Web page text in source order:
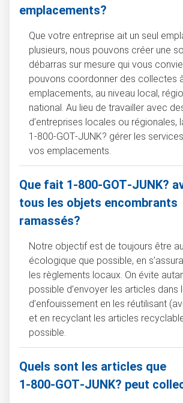
emplacements?
Que votre entreprise ait un seul
plusieurs, nous pouvons créer une
débarras sur mesure qui vous
pouvons coordonner des collectes
emplacements, au niveau local,
national. Au lieu de travailler avec
d’entreprises locales ou régionales,
1‑800‑GOT‑JUNK? gérer les
vos emplacements.
Que fait 1‑800‑GOT‑JUNK?
tous les objets encombrants
ramassés?
Notre objectif est de toujours être
écologique que possible, en
les règlements locaux. On évite
possible d’envoyer les articles dans
d’enfouissement en les réutilisant
et en recyclant les articles
possible.
Quels sont les articles que
1‑800‑GOT‑JUNK? peut